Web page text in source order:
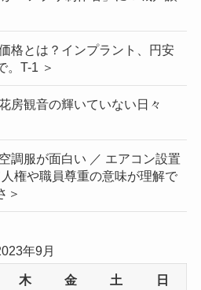
格とは？インプラント、円安
。T-1 ＞
房観音の輝いていない日々
調服が面白い ／ エアコン設置
権や職員尊重の意味が理解で
＞
年9月
木 金 土 日